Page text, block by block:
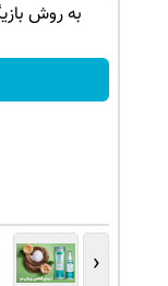
به روش
‹